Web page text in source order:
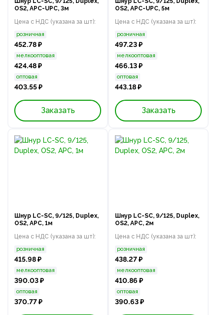
OS2, APC-UPC, 3м
Цена с НДС (указана за шт):
розничная
452.78 ₽
мелкооптовая
424.48 ₽
оптовая
403.55 ₽
Заказать
OS2, APC-UPC, 5м
Цена с НДС (указана за шт):
розничная
497.23 ₽
мелкооптовая
466.13 ₽
оптовая
443.18 ₽
Заказать
Шнур LC-SC, 9/125, Duplex,
OS2, APC, 1м
Цена с НДС (указана за шт):
розничная
415.98 ₽
мелкооптовая
390.03 ₽
оптовая
370.77 ₽
Шнур LC-SC, 9/125, Duplex,
OS2, APC, 2м
Цена с НДС (указана за шт):
розничная
438.27 ₽
мелкооптовая
410.86 ₽
оптовая
390.63 ₽